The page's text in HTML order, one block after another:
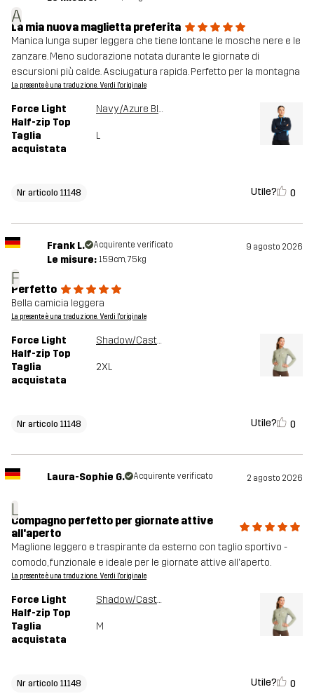
A
La mia nuova maglietta preferita
Manica lunga super leggera che tiene lontane le mosche nere e le
zanzare. Meno sudorazione notata durante le giornate di
escursioni più calde. Asciugatura rapida. Perfetto per la montagna
La presente è una traduzione. Verdi l'originale
Force Light
Half-zip Top
Navy/Azure Blue
Taglia
acquistata
L
Nr articolo 11148 Utile? 0
F
Frank L. Acquirente verificato 9 agosto 2026
Le misure: 159cm, 75kg
Perfetto
Bella camicia leggera
La presente è una traduzione. Verdi l'originale
Force Light
Half-zip Top
Shadow/Castor Gray
Taglia
acquistata
2XL
Nr articolo 11148 Utile? 0
L
Laura-Sophie G. Acquirente verificato 2 agosto 2026
Compagno perfetto per giornate attive
all'aperto
Maglione leggero e traspirante da esterno con taglio sportivo -
comodo, funzionale e ideale per le giornate attive all'aperto.
La presente è una traduzione. Verdi l'originale
Force Light
Half-zip Top
Shadow/Castor Gray
Taglia
acquistata
M
Nr articolo 11148 Utile? 0